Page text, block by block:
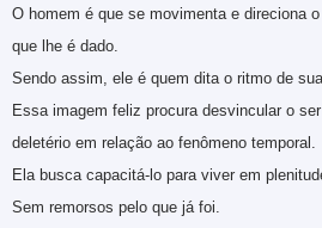
O homem é que se movimenta e direciona
que lhe é dado.
Sendo assim, ele é quem dita o ritmo de
Essa imagem feliz procura desvincular o
deletério em relação ao fenômeno temporal.
Ela busca capacitá-lo para viver em
Sem remorsos pelo que já foi.